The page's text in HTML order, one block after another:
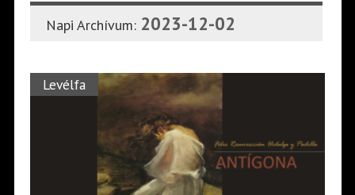
Napi Archívum: 2023-12-02
Levélfa